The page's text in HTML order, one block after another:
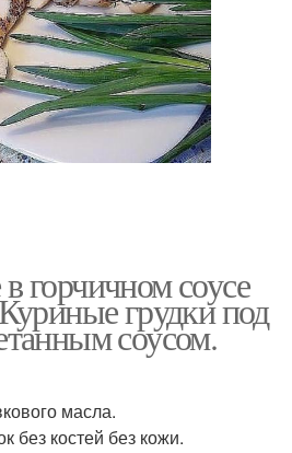
горчичном соусе
грудки под
соусом.
масла.
без костей без кожи.